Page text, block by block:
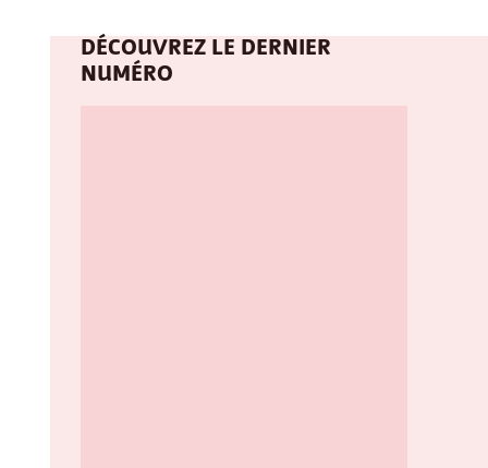
DÉCOUVREZ LE DERNIER
NUMÉRO